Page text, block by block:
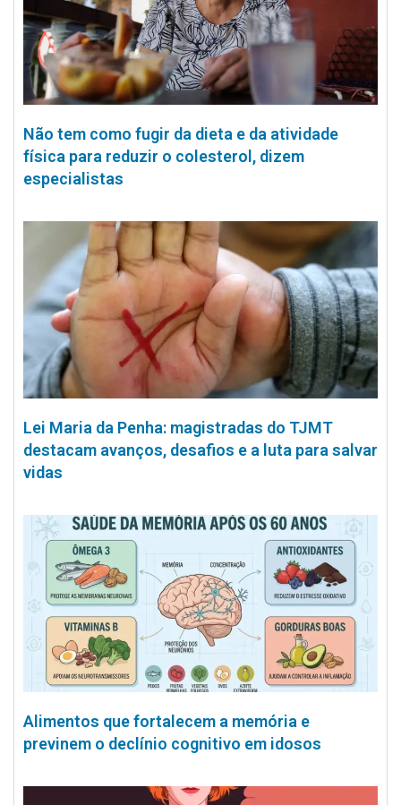
Não tem como fugir da dieta e da atividade
física para reduzir o colesterol, dizem
especialistas
Lei Maria da Penha: magistradas do TJMT
destacam avanços, desafios e a luta para salvar
vidas
Alimentos que fortalecem a memória e
previnem o declínio cognitivo em idosos